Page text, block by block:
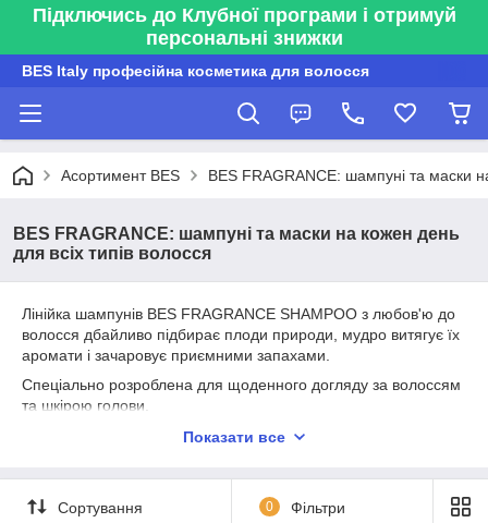
Підключись до Клубної програми і отримуй
персональні знижки
BES Italy професійна косметика для волосся
Асортимент BES BES FRAGRANCE: шампуні та маски
BES FRAGRANCE: шампуні та маски на кожен день
для всіх типів волосся
Лінійка шампунів BES FRAGRANCE SHAMPOO з любов'ю до
волосся дбайливо підбирає плоди природи, мудро витягує їх
аромати і зачаровує приємними запахами.
Спеціально розроблена для щоденного догляду за волоссям
та шкірою голови.
Шампуні лінійки BES Fragrance не містять силіконів,
Лінія збагачена полівітамінними комплексами та рослинними
екстрактами, які зволожують та живлять волосся, роблячи з
Показати все
Сортування 0 Фільтри